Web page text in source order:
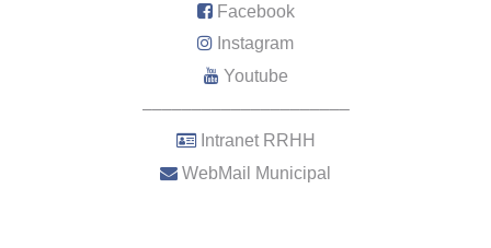
Facebook
Instagram
Youtube
–––––––––––––––––––––
Intranet RRHH
WebMail Municipal